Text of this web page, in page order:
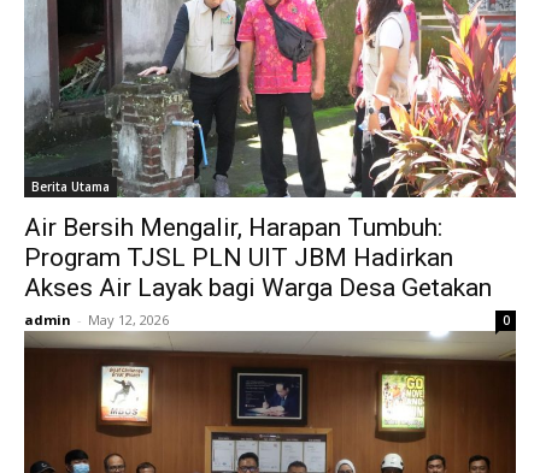
Berita Utama
Air Bersih Mengalir, Harapan Tumbuh:
Program TJSL PLN UIT JBM Hadirkan
Akses Air Layak bagi Warga Desa Getakan
admin - May 12, 2026 0